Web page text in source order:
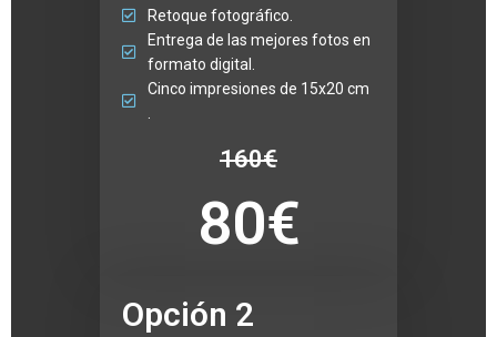
Retoque fotográfico.
Entrega de las mejores fotos en
formato digital.
Cinco impresiones de 15x20 cm
160€
80€
Opción 2